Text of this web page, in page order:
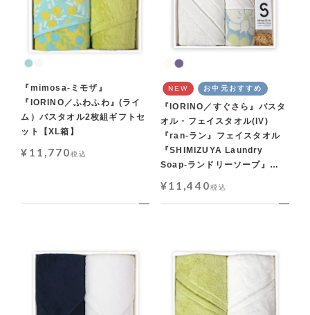
『mimosa-ミモザ』
『IORINO／ふわふわ』(ライ
ム）バスタオル2枚組ギフトセ
ット【XL箱】
¥ 11,770税込
NEW お中元おすすめ
『IORINO／すぐさら』バスタ
オル・フェイスタオル(IV)
『ran-ラン』フェイスタオル
『SHIMIZUYA Laundry
Soap-ランドリーソープ』
¥11,440税込